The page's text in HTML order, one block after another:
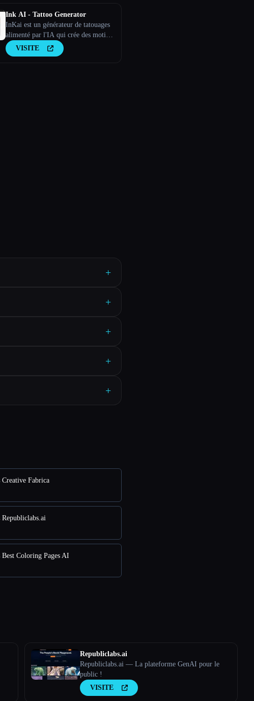
Ink AI - Tattoo Generator
InKai est un générateur de tatouages
alimenté par l'IA qui crée des motifs
de tatouage personnalisés en fonction
des saisies de l'utilisateur.
VISITE
+
+
+
+
+
Creative Fabrica
Republiclabs.ai
Best Coloring Pages AI
Republiclabs.ai
Republiclabs.ai — La plateforme GenAI pour le
public !
VISITE